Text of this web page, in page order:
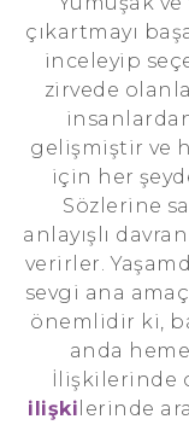
çıkartmayı
inceleyip
zirvede
gelişmiştir ve
için her
Sözlerine
anlayışlı
verirler.
sevgi ana
önemlidir ki,
anda
İlişkilerinde
ilişki lerinde